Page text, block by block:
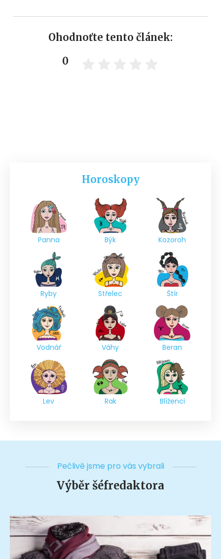
Ohodnoťte tento článek:
0
Horoskopy
Panna Býk Kozoroh
Ryby Střelec Štír
Vodnář Váhy Beran
Lev Rak Blíženci
Pečlivě jsme pro vás vybrali
Výběr šéfredaktora